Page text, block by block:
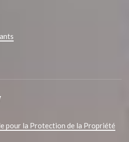
pour la Protection de la Propriété